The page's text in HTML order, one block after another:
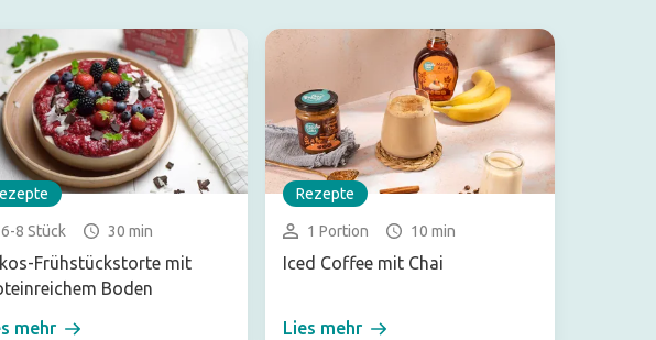
6-8 Stück 30 min
Frühstückstorte mit
Boden
mehr
Rezepte
1 Portion 10 min
Iced Coffee mit Chai
Lies mehr